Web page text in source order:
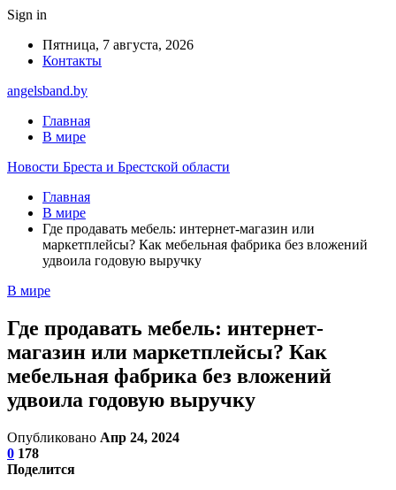
Sign in
Пятница, 7 августа, 2026
Контакты
angelsband.by
Главная
В мире
Новости Бреста и Брестской области
Главная
В мире
Где продавать мебель: интернет-магазин или
маркетплейсы? Как мебельная фабрика без вложений
удвоила годовую выручку
В мире
Где продавать мебель: интернет-
магазин или маркетплейсы? Как
мебельная фабрика без вложений
удвоила годовую выручку
Опубликовано Апр 24, 2024
0 178
Поделится